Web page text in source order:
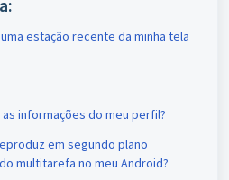
estação recente da minha tela
informações do meu perfil?
em segundo plano
multitarefa no meu Android?